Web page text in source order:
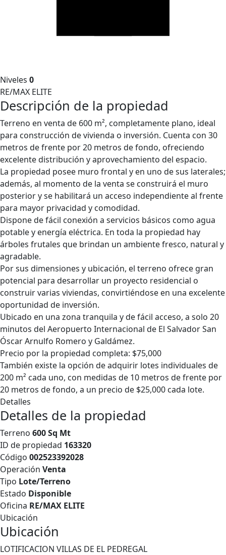
Niveles 0
RE/MAX ELITE
Descripción de la propiedad
Terreno en venta de 600 m², completamente plano, ideal
para construcción de vivienda o inversión. Cuenta con 30
metros de frente por 20 metros de fondo, ofreciendo
excelente distribución y aprovechamiento del espacio.
La propiedad posee muro frontal y en uno de sus laterales;
además, al momento de la venta se construirá el muro
posterior y se habilitará un acceso independiente al frente
para mayor privacidad y comodidad.
Dispone de fácil conexión a servicios básicos como agua
potable y energía eléctrica. En toda la propiedad hay
árboles frutales que brindan un ambiente fresco, natural y
agradable.
Por sus dimensiones y ubicación, el terreno ofrece gran
potencial para desarrollar un proyecto residencial o
construir varias viviendas, convirtiéndose en una excelente
oportunidad de inversión.
Ubicado en una zona tranquila y de fácil acceso, a solo 20
minutos del Aeropuerto Internacional de El Salvador San
Óscar Arnulfo Romero y Galdámez.
Precio por la propiedad completa: $75,000
También existe la opción de adquirir lotes individuales de
200 m² cada uno, con medidas de 10 metros de frente por
20 metros de fondo, a un precio de $25,000 cada lote.
Detalles
Detalles de la propiedad
Terreno 600 Sq Mt
ID de propiedad 163320
Código 002523392028
Operación Venta
Tipo Lote/Terreno
Estado Disponible
Oficina RE/MAX ELITE
Ubicación
Ubicación
LOTIFICACION VILLAS DE EL PEDREGAL